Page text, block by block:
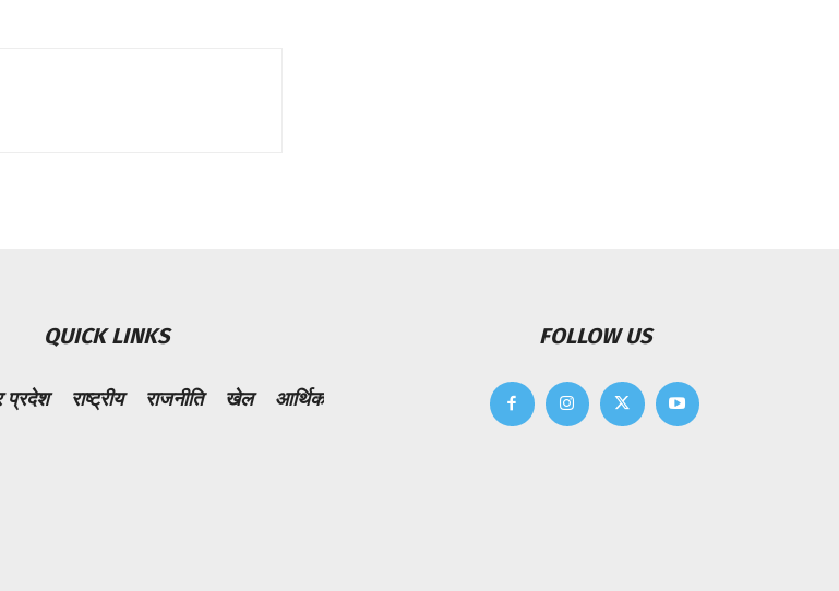
QUICK LINKS
प्रदेश राष्ट्रीय राजनीति खेल आर्थिक
FOLLOW US